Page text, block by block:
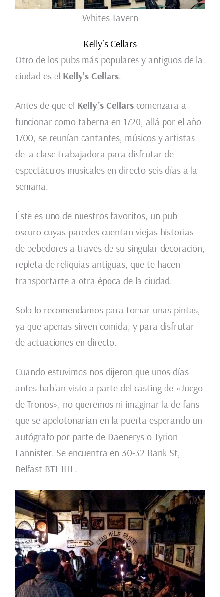
Whites Tavern
Kelly´s Cellars
Otro de los pubs más populares y antiguos de la
ciudad es el Kelly’s Cellars.
Antes de que el Kelly´s Cellarscomenzara a
funcionar como taberna en 1720, allá por el año
1700, se reunían cantantes, músicos y artistas
de la clase trabajadora para disfrutar de
espectáculos musicales en directo seis días a la
semana.
Éste es uno de nuestros favoritos, un pub
oscuro cuyas paredes cuentan viejas historias
de bebedores a través de su singular decoración,
repleta de reliquias antiguas, que te hacen
transportarte a otra época de la ciudad.
Solo lo recomendamos para tomar unas pintas,
ya que apenas sirven comida, y para disfrutar
de actuaciones en directo.
Cuando estuvimos nos dijeron que unos días
antes habían visto a parte del casting de «Juego
de Tronos», no queremos ni imaginar la de fans
que se apelotonarían en la puerta esperando un
autógrafo por parte de Daenerys o Tyrion
Lannister. Se encuentra en 30-32 Bank St,
Belfast BT1 1HL.